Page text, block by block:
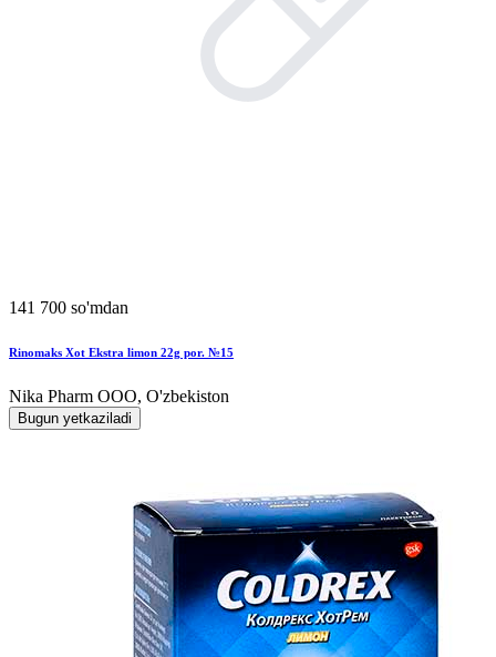
141 700 so'mdan
Rinomaks Xot Ekstra limon 22g por. №15
Nika Pharm ООО, O'zbekiston
Bugun yetkaziladi